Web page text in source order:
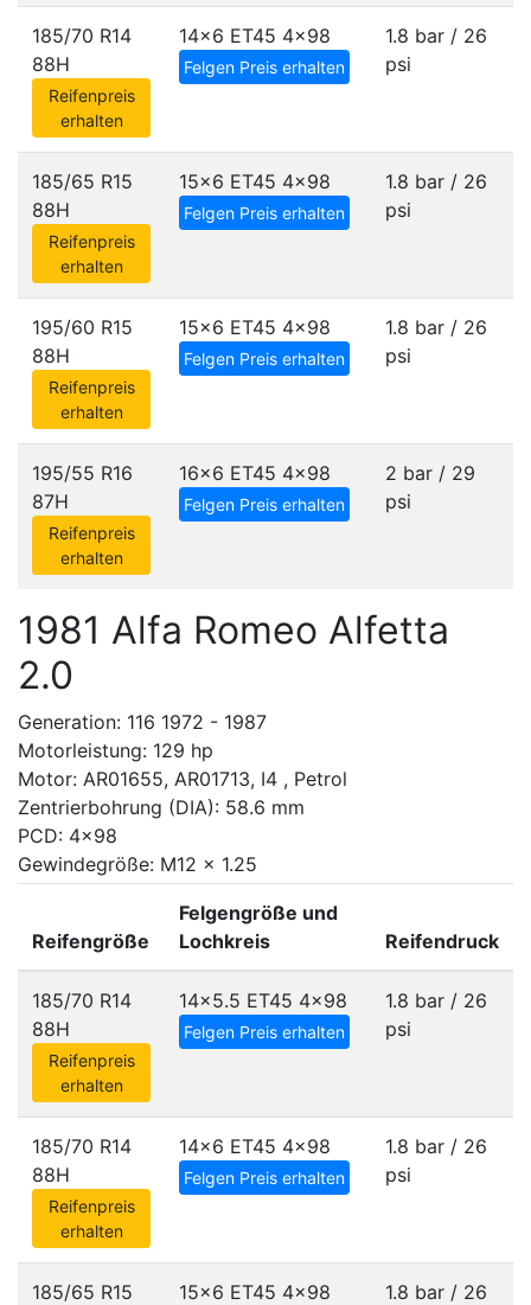
185/70 R14
88H
Reifenpreis
erhalten
14x6 ET45 4x98
Felgen Preis erhalten
1.8 bar / 26
psi
185/65 R15
88H
Reifenpreis
erhalten
15x6 ET45 4x98
Felgen Preis erhalten
1.8 bar / 26
psi
195/60 R15
88H
Reifenpreis
erhalten
15x6 ET45 4x98
Felgen Preis erhalten
1.8 bar / 26
psi
195/55 R16
87H
Reifenpreis
erhalten
16x6 ET45 4x98
Felgen Preis erhalten
2 bar / 29
psi
1981 Alfa Romeo Alfetta
2.0
Generation: 116 1972 - 1987
Motorleistung: 129 hp
Motor: AR01655, AR01713, I4 , Petrol
Zentrierbohrung (DIA): 58.6 mm
PCD: 4x98
Gewindegröße: M12 x 1.25
Reifengröße
Felgengröße und
Lochkreis
Reifendruck
185/70 R14
88H
Reifenpreis
erhalten
14x5.5 ET45 4x98
Felgen Preis erhalten
1.8 bar / 26
psi
185/70 R14
88H
Reifenpreis
erhalten
14x6 ET45 4x98
Felgen Preis erhalten
1.8 bar / 26
psi
185/65 R15
15x6 ET45 4x98
1.8 bar / 26